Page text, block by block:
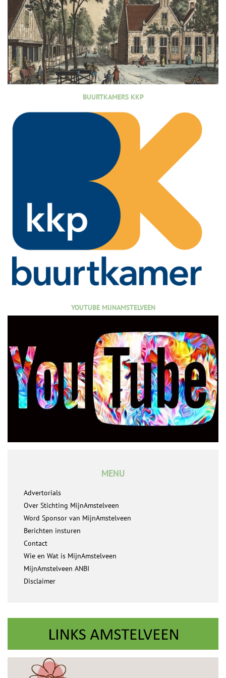
BUURTKAMERS KKP
YOUTUBE MIJNAMSTELVEEN
MENU
Advertorials
Over Stichting MijnAmstelveen
Word Sponsor van MijnAmstelveen
Berichten insturen
Contact
Wie en Wat is MijnAmstelveen
MijnAmstelveen ANBI
Disclaimer